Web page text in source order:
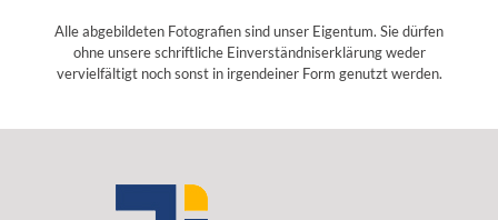
Alle abgebildeten Fotografien sind unser Eigentum. Sie dürfen
ohne unsere schriftliche Einverständniserklärung weder
vervielfältigt noch sonst in irgendeiner Form genutzt werden.